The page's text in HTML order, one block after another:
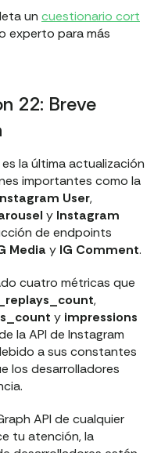
un cuestionario cort
experto para más
22: Breve
la última actualización
importantes como la
User,
y Instagram
de endpoints
Media y IG Comment.
cuatro métricas que
,
y impressions
la API de Instagram
a sus constantes
los desarrolladores
API de cualquier
tu atención, la